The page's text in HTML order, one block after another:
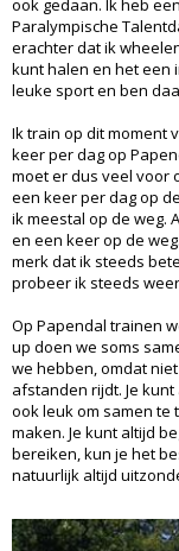
ook gedaan. Ik heb
Paralympische
erachter dat ik
kunt halen en het een
leuke sport en ben
Ik train op dit moment
keer per dag op
moet er dus veel voor
een keer per dag op
ik meestal op de weg.
en een keer op de
merk dat ik steeds
probeer ik steeds
Op Papendal trainen
up doen we soms
we hebben, omdat
afstanden rijdt. Je
ook leuk om samen
maken. Je kunt altijd
bereiken, kun je het
natuurlijk altijd